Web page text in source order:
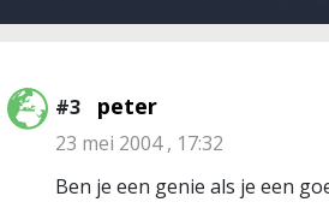
#3 peter
23 mei 2004 , 17:32
Ben je een genie als je een